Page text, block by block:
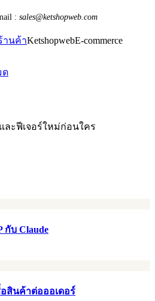
: sales@ketshopweb.com
านค้าKetshopwebE-commerce
ด
และฟีเจอร์ใหม่ก่อนใคร